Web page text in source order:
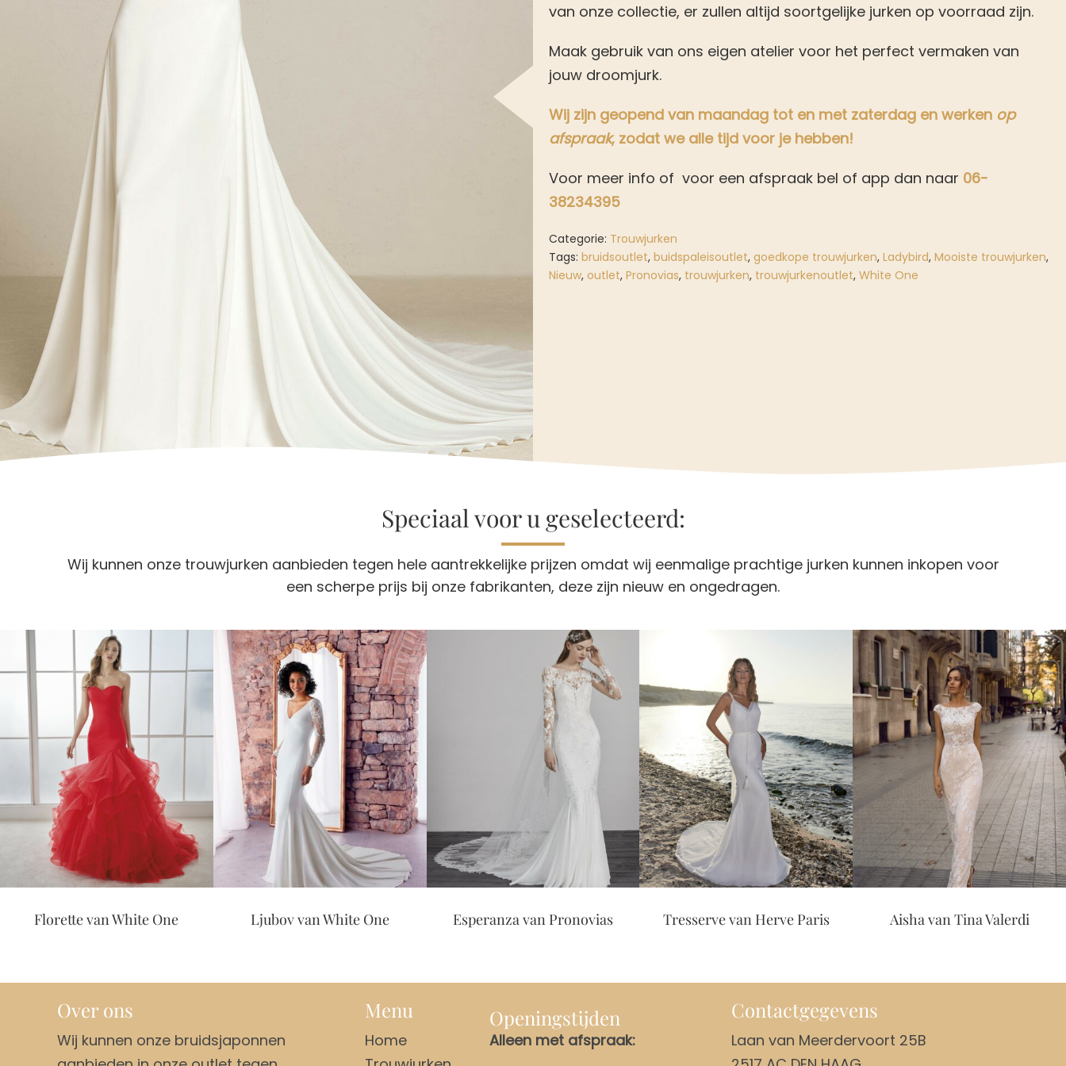
van onze collectie, er zullen altijd soortgelijke jurken op voorraad zijn.
Maak gebruik van ons eigen atelier voor het perfect vermaken van
jouw droomjurk.
Wij zijn geopend van maandag tot en met zaterdag en werken op
afspraak, zodat we alle tijd voor je hebben!
Voor meer info of voor een afspraak bel of app dan naar 06-
38234395
Categorie: Trouwjurken
Tags: bruidsoutlet, buidspaleisoutlet, goedkope trouwjurken, Ladybird, Mooiste trouwjurken,
Nieuw, outlet, Pronovias, trouwjurken, trouwjurkenoutlet, White One
Speciaal voor u geselecteerd:
Wij kunnen onze trouwjurken aanbieden tegen hele aantrekkelijke prijzen omdat wij eenmalige prachtige jurken kunnen inkopen voor
een scherpe prijs bij onze fabrikanten, deze zijn nieuw en ongedragen.
Florette van White One Ljubov van White One Esperanza van Pronovias Tresserve van Herve Paris Aisha van Tina Valerdi
Over ons
Wij kunnen onze bruidsjaponnen
Menu
Home
Openingstijden
Alleen met afspraak:
Contactgegevens
Laan van Meerdervoort 25B